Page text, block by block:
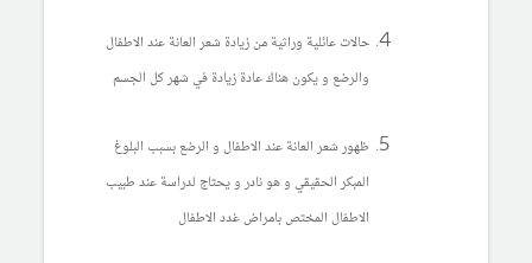
حالات عائلية وراثية من زيادة شعر العانة عند الاطفال
والرضع و يكون هناك عادة زيادة في شهر كل الجسم
ظهور شعر العانة عند الاطفال و الرضع بسبب البلوغ
المبكر الحقيقي و هو نادر و يحتاج لدراسة عند طبيب
الاطفال المختص بامراض غدد الاطفال